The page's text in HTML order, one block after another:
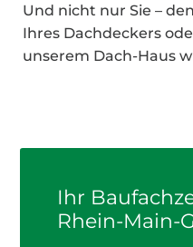
Und nicht nur Sie –
Ihres Dachdeckers
unserem Dach-Haus
Ihr
Rhein-Main-